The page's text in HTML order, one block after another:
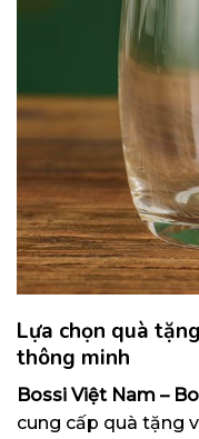
Lựa chọn quà
thông minh
Bossi Việt Nam –
cung cấp quà tặng